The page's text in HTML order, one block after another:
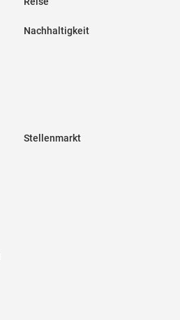
Nachhaltigkeit
Stellenmarkt